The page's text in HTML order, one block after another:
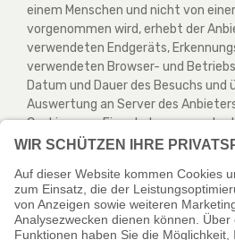
einem Menschen und nicht von
vorgenommen wird, erhebt der
verwendeten Endgeräts,
verwendeten Browser- und
Datum und Dauer des Besuchs
Auswertung an Server des
Cookies zum Einsatz kommen,
im Browser des Endgeräts
Sofern die oben beschriebenen
von Cookies erfolgen, werden diese
uns gemäß Art. 6 Abs. 1 lit. a DSGVO